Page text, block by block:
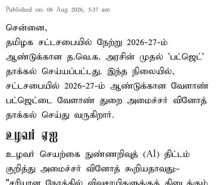
Published on: 06 Aug 2026, 5:37 am
சென்னை,
தமிழக சட்டசபையில் நேற்று 2026-27-ம்
ஆண்டுக்கான த.வெ.க. அரசின் முதல் 'பட்ஜெட்'
தாக்கல் செய்யப்பட்டது. இந்த நிலையில்,
சட்டசபையில் 2026-27-ம் ஆண்டுக்கான வேளாண்
பட்ஜெட்டை வேளாண் துறை அமைச்சர் வினோத்
தாக்கல் செய்து வருகிறார்.
உழவர் ஏஐ
உழவர் செயற்கை நுண்ணறிவுத் (AI) திட்டம்
குறித்து அமைச்சர் வினோத் கூறியதாவது:-